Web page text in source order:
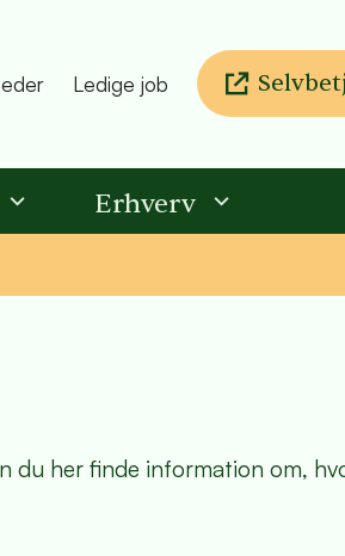
Ledige job
Erhverv
du her finde information om,